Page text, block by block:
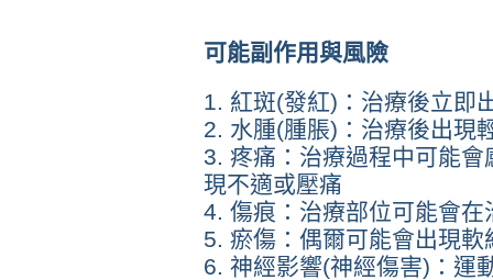
可能副作用與風險
1. 紅斑(發紅)：治療後立即
2. 水腫(腫脹) ：治療後出現
3. 疼痛：治療過程中可能
現不適或壓痛
4. 傷痕：治療部位可能會在
5. 瘀傷：偶爾可能會出現
6. 神經影響(神經傷害)：運